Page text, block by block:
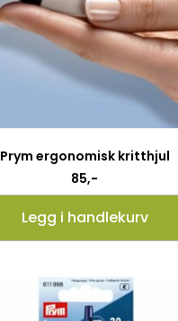
Prym ergonomisk kritthjul
85,-
Legg i handlekurv